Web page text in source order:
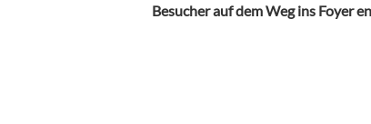
Besucher auf dem Weg ins Foyer